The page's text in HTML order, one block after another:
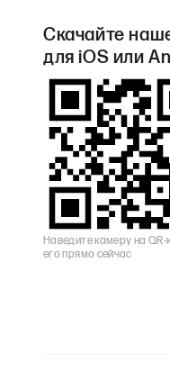
Скачайте
для iOS или
Наведите камеру на
его прямо сейчас